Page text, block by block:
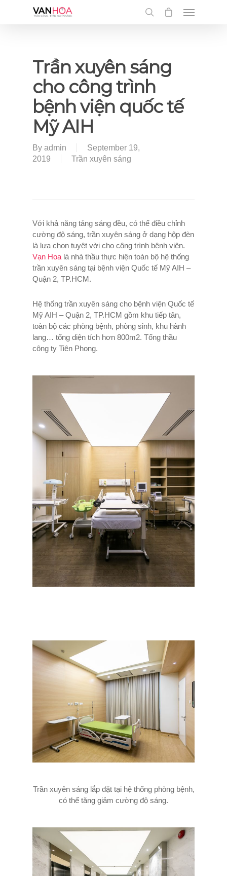
UA-126034232-1
Trần xuyên sáng
cho công trình
bệnh viện quốc tế
Mỹ AIH
By admin
September 19,
2019
Trần xuyên sáng
Với khả năng tảng sáng đều, có thể điều chỉnh
cường độ sáng, trần xuyên sáng ở dạng hộp đèn
là lựa chọn tuyệt vời cho công trình bệnh viện.
Vạn Hoa là nhà thầu thực hiện toàn bộ hệ thống
trần xuyên sáng tại bệnh viện Quốc tế Mỹ AIH –
Quận 2, TP.HCM.
Hệ thống trần xuyên sáng cho bệnh viện Quốc tế
Mỹ AIH – Quận 2, TP.HCM gồm khu tiếp tân,
toàn bộ các phòng bệnh, phòng sinh, khu hành
lang… tổng diện tích hơn 800m2. Tổng thầu
công ty Tiên Phong.
Trần xuyên sáng lắp đặt tại hệ thống phòng bệnh,
có thể tăng giảm cường độ sáng.